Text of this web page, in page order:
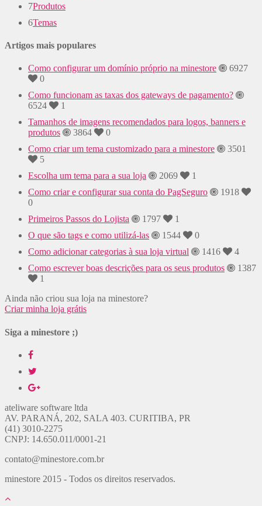
7Produtos
6Temas
Artigos mais populares
Como configurar um domínio próprio na minestore
6927
0
Como funcionam as taxas dos gateways de pagamento?
6524
1
Tamanhos de imagens recomendados para logos, banners e
produtos
3864
0
Como criar um tema customizado para a minestore
3501
5
Escolha um tema para a sua loja
2069
1
Como criar e configurar sua conta do PagSeguro
1918
0
Primeiros Passos do Lojista
1797
1
O que são tags e como utilizá-las
1544
0
Como adicionar categorias à sua loja virtual
1416
4
Como escrever boas descrições para os seus produtos
1387
1
Ainda não criou sua loja na minestore?
Criar minha loja grátis
Siga a minestore ;)
ateliware software ltda
AV. PARANÁ, 202, SALA 403. CURITIBA, PR
(41) 3010-2275
CNPJ: 14.650.011/0001-21
contato@minestore.com.br
minestore 2015 - Todos os direitos reservados.